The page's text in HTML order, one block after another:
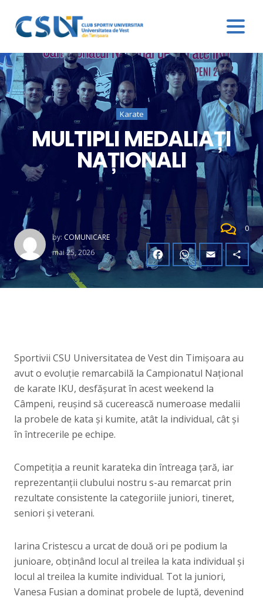
Karate
MULTIPLI MEDALIAȚI
NAȚIONALI
by: COMUNICARE
mai 25, 2026
0
Sportivii CSU Universitatea de Vest din Timișoara au
avut o evoluție remarcabilă la Campionatul Național
de karate IKU, desfășurat în acest weekend la
Câmpeni, reușind să cucerească numeroase medalii
la probele de kata și kumite, atât la individual, cât și
în întrecerile pe echipe.
Competiția a reunit karateka din întreaga țară, iar
reprezentanții clubului nostru s-au remarcat prin
rezultate consistente la categoriile juniori, tineret,
seniori și veterani.
Iarina Cristescu a urcat de două ori pe podium la
junioare, obținând locul al treilea la kata individual și
locul al treilea la kumite individual. Tot la juniori,
Vanesa Fusian a dominat probele de luptă, devenind